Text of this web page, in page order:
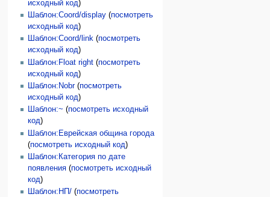
исходный код)
Шаблон:Coord/display(посмотреть
исходный код)
Шаблон:Coord/link(посмотреть
исходный код)
Шаблон:Float right(посмотреть
исходный код)
Шаблон:Nobr(посмотреть
исходный код)
Шаблон:~ (посмотреть исходный
код)
Шаблон:Еврейская община города
(посмотреть исходный код)
Шаблон:Категория по дате
появления(посмотреть исходный
код)
Шаблон:НП/(посмотреть